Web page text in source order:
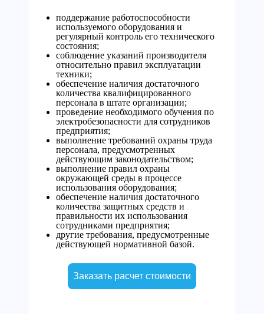
поддержание работоспособности
используемого оборудования и
регулярный контроль его технического
состояния;
соблюдение указаний производителя
относительно правил эксплуатации
техники;
обеспечение наличия достаточного
количества квалифицированного
персонала в штате организации;
проведение необходимого обучения по
электробезопасности для сотрудников
предприятия;
выполнение требований охраны труда
персонала, предусмотренных
действующим законодательством;
выполнение правил охраны
окружающей среды в процессе
использования оборудования;
обеспечение наличия достаточного
количества защитных средств и
правильности их использования
сотрудниками предприятия;
другие требования, предусмотренные
действующей нормативной базой.
Заказать расчет стоимости